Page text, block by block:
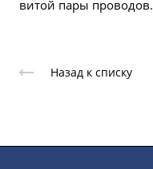
витой пары проводов.
Назад к списку